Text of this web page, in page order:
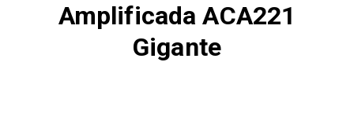
Amplificada ACA221
Gigante